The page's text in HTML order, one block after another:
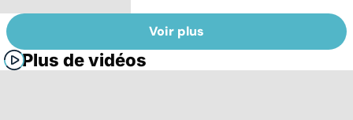
Voir plus
Plus de vidéos